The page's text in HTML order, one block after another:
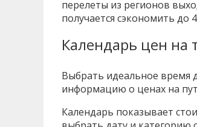
перелеты из регионов
получается сэкономить до
Календарь цен на
Выбрать идеальное время
информацию о ценах на
Календарь показывает